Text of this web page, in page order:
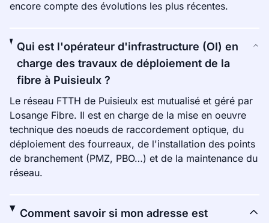
encore compte des évolutions les plus récentes.
Qui est l'opérateur d'infrastructure (OI) en
charge des travaux de déploiement de la
fibre à Puisieulx ?
Le réseau FTTH de Puisieulx est mutualisé et géré par
Losange Fibre. Il est en charge de la mise en oeuvre
technique des noeuds de raccordement optique, du
déploiement des fourreaux, de l'installation des points
de branchement (PMZ, PBO…) et de la maintenance du
réseau.
Comment savoir si mon adresse est